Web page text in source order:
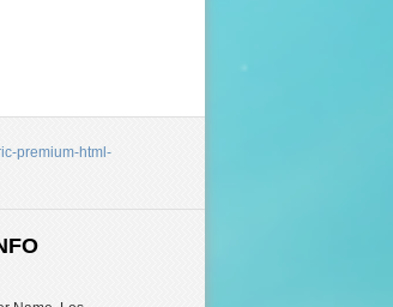
premium-html-